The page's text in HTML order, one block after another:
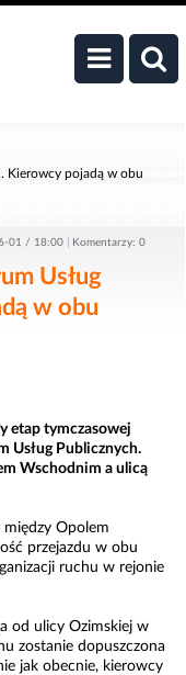
Kierowcy pojadą w obu
01 / 18:00 Komentarzy: 0
Usług
w obu
etap tymczasowej
Usług Publicznych.
Wschodnim a ulicą
Opolem
przejazdu w obu
ruchu w rejonie
od ulicy Ozimskiej w
zostanie dopuszczona
jak obecnie, kierowcy